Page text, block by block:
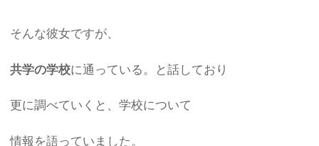
そんな彼女ですが、
共学の学校に通っている。と話しており
更に調べていくと、学校について
情報を語っていました。